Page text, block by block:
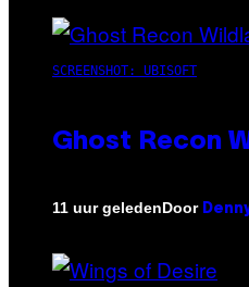
SCREENSHOT: UBISOFT
Ghost Recon
11 uur geledenDoor